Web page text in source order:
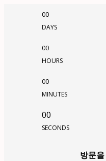
00
DAYS
00
HOURS
00
MINUTES
00
SECONDS
방문